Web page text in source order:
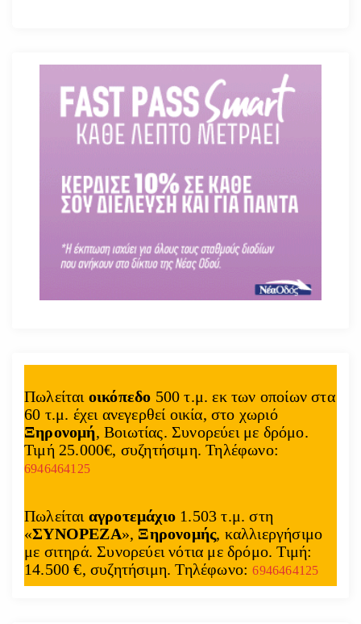
Πωλείται οικόπεδο 500 τ.μ. εκ των οποίων στα
60 τ.μ. έχει ανεγερθεί οικία, στο χωριό
Ξηρονομή, Βοιωτίας. Συνορεύει με δρόμο.
Τιμή 25.000€, συζητήσιμη. Τηλέφωνο:
6946464125
Πωλείται αγροτεμάχιο 1.503 τ.μ. στη
«ΣΥΝΟΡΕΖΑ», Ξηρονομής, καλλιεργήσιμο
με σιτηρά. Συνορεύει νότια με δρόμο. Τιμή:
14.500 €, συζητήσιμη. Τηλέφωνο:6946464125